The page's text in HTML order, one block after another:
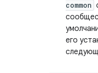
common
его